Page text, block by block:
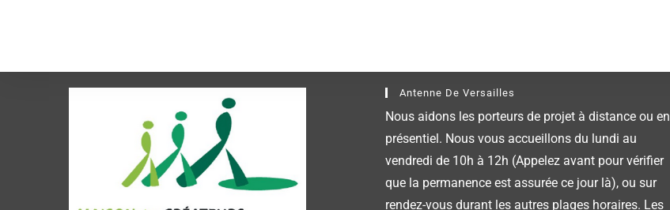
Antenne De Versailles
Nous aidons les porteurs de projet à distance ou en
présentiel. Nous vous accueillons du lundi au
vendredi de 10h à 12h (Appelez avant pour vérifier
que la permanence est assurée ce jour là), ou sur
rendez-vous durant les autres plages horaires. Les